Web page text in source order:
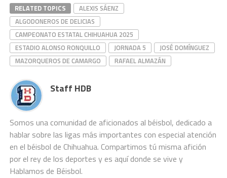
RELATED TOPICS
ALEXIS SÁENZ
ALGODONEROS DE DELICIAS
CAMPEONATO ESTATAL CHIHUAHUA 2025
ESTADIO ALONSO RONQUILLO
JORNADA 5
JOSÉ DOMÍNGUEZ
MAZORQUEROS DE CAMARGO
RAFAEL ALMAZÁN
Staff HDB
Somos una comunidad de aficionados al béisbol, dedicado a
hablar sobre las ligas más importantes con especial atención
en el béisbol de Chihuahua. Compartimos tú misma afición
por el rey de los deportes y es aquí donde se vive y
Hablamos de Béisbol.